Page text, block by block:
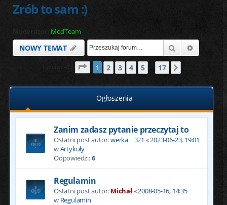
Zrób to sam :)
ModTeam
NOWY TEMAT Szukaj
Strona z 17
1 2 3 4 5 17
Ogłoszenia
Zanim zadasz pytanie przeczytaj to
Ostatni post autor:werka__321 «2023-06-23, 19:01
wArtykuły
Odpowiedzi:6
Regulamin
Ostatni post autor: Michał«2008-05-16, 14:35
w Regulamin